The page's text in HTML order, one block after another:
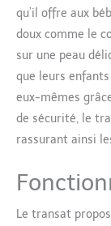
qu’il offre aux
doux comme le
sur une peau
que leurs
eux-mêmes
de sécurité, le
rassurant ainsi
Le transat